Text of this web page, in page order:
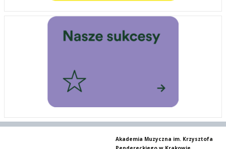
Akademia Muzyczna im. Krzysztofa